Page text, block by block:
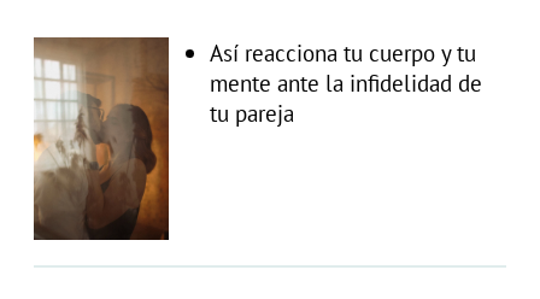
Así reacciona tu cuerpo y tu
mente ante la infidelidad de
tu pareja